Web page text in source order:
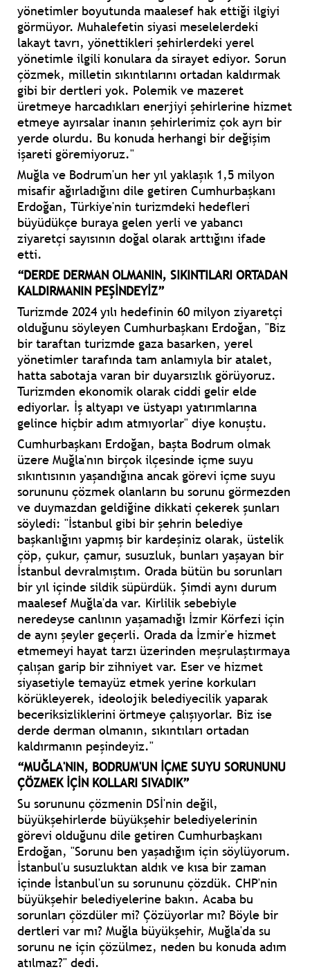
yönetimler boyutunda maalesef hak ettiği ilgiyi
görmüyor. Muhalefetin siyasi meselelerdeki
lakayt tavrı, yönettikleri şehirlerdeki yerel
yönetimle ilgili konulara da sirayet ediyor. Sorun
çözmek, milletin sıkıntılarını ortadan kaldırmak
gibi bir dertleri yok. Polemik ve mazeret
üretmeye harcadıkları enerjiyi şehirlerine hizmet
etmeye ayırsalar inanın şehirlerimiz çok ayrı bir
yerde olurdu. Bu konuda herhangi bir değişim
işareti göremiyoruz."
Muğla ve Bodrum'un her yıl yaklaşık 1,5 milyon
misafir ağırladığını dile getiren Cumhurbaşkanı
Erdoğan, Türkiye'nin turizmdeki hedefleri
büyüdükçe buraya gelen yerli ve yabancı
ziyaretçi sayısının doğal olarak arttığını ifade
etti.
“DERDE DERMAN OLMANIN, SIKINTILARI ORTADAN
KALDIRMANIN PEŞİNDEYİZ”
Turizmde 2024 yılı hedefinin 60 milyon ziyaretçi
olduğunu söyleyen Cumhurbaşkanı Erdoğan, "Biz
bir taraftan turizmde gaza basarken, yerel
yönetimler tarafında tam anlamıyla bir atalet,
hatta sabotaja varan bir duyarsızlık görüyoruz.
Turizmden ekonomik olarak ciddi gelir elde
ediyorlar. İş altyapı ve üstyapı yatırımlarına
gelince hiçbir adım atmıyorlar" diye konuştu.
Cumhurbaşkanı Erdoğan, başta Bodrum olmak
üzere Muğla'nın birçok ilçesinde içme suyu
sıkıntısının yaşandığına ancak görevi içme suyu
sorununu çözmek olanların bu sorunu görmezden
ve duymazdan geldiğine dikkati çekerek şunları
söyledi: "İstanbul gibi bir şehrin belediye
başkanlığını yapmış bir kardeşiniz olarak, üstelik
çöp, çukur, çamur, susuzluk, bunları yaşayan bir
İstanbul devralmıştım. Orada bütün bu sorunları
bir yıl içinde sildik süpürdük. Şimdi aynı durum
maalesef Muğla'da var. Kirlilik sebebiyle
neredeyse canlının yaşamadığı İzmir Körfezi için
de aynı şeyler geçerli. Orada da İzmir'e hizmet
etmemeyi hayat tarzı üzerinden meşrulaştırmaya
çalışan garip bir zihniyet var. Eser ve hizmet
siyasetiyle temayüz etmek yerine korkuları
körükleyerek, ideolojik belediyecilik yaparak
beceriksizliklerini örtmeye çalışıyorlar. Biz ise
derde derman olmanın, sıkıntıları ortadan
kaldırmanın peşindeyiz."
“MUĞLA'NIN, BODRUM'UN İÇME SUYU SORUNUNU
ÇÖZMEK İÇİN KOLLARI SIVADIK”
Su sorununu çözmenin DSİ'nin değil,
büyükşehirlerde büyükşehir belediyelerinin
görevi olduğunu dile getiren Cumhurbaşkanı
Erdoğan, "Sorunu ben yaşadığım için söylüyorum.
İstanbul'u susuzluktan aldık ve kısa bir zaman
içinde İstanbul'un su sorununu çözdük. CHP'nin
büyükşehir belediyelerine bakın. Acaba bu
sorunları çözdüler mi? Çözüyorlar mı? Böyle bir
dertleri var mı? Muğla büyükşehir, Muğla'da su
sorunu ne için çözülmez, neden bu konuda adım
atılmaz?" dedi.